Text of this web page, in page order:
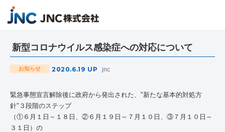
新型コロナウイルス感染症への対応について
お知らせ 2020.6.19 UP jnc
緊急事態宣言解除後に政府から発出された、"新たな基本的対処方
針"３段階のステップ
（①６月１日～１８日、②６月１９日～７月１０日、③７月１０日～
３１日）の